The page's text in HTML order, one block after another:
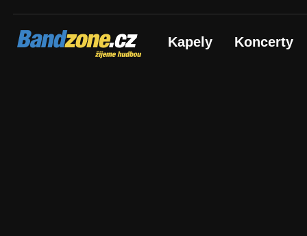
Bandzone.cz
žijeme hudbou Kapely Koncerty